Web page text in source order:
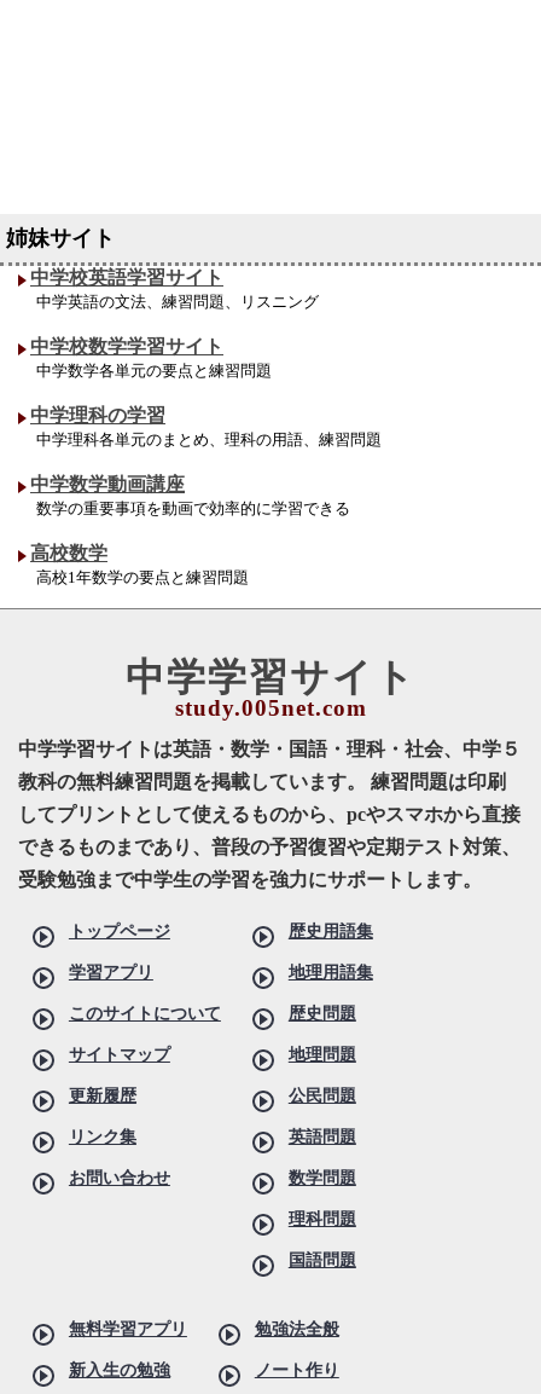
中学校英語学習サイト
中学英語の文法、練習問題、リスニング
中学校数学学習サイト
中学数学各単元の要点と練習問題
中学理科の学習
中学理科各単元のまとめ、理科の用語、練習問題
中学数学動画講座
数学の重要事項を動画で効率的に学習できる
高校数学
高校1年数学の要点と練習問題
中学学習サイト
中学学習サイトは英語・数学・国語・理科・社会、中学５
教科の無料練習問題を掲載しています。 練習問題は印刷
してプリントとして使えるものから、pcやスマホから直接
できるものまであり、普段の予習復習や定期テスト対策、
受験勉強まで中学生の学習を強力にサポートします。
トップページ
学習アプリ
このサイトについて
サイトマップ
更新履歴
リンク集
お問い合わせ
歴史用語集
地理用語集
歴史問題
地理問題
公民問題
英語問題
数学問題
理科問題
国語問題
無料学習アプリ
新入生の勉強
勉強法全般
ノート作り